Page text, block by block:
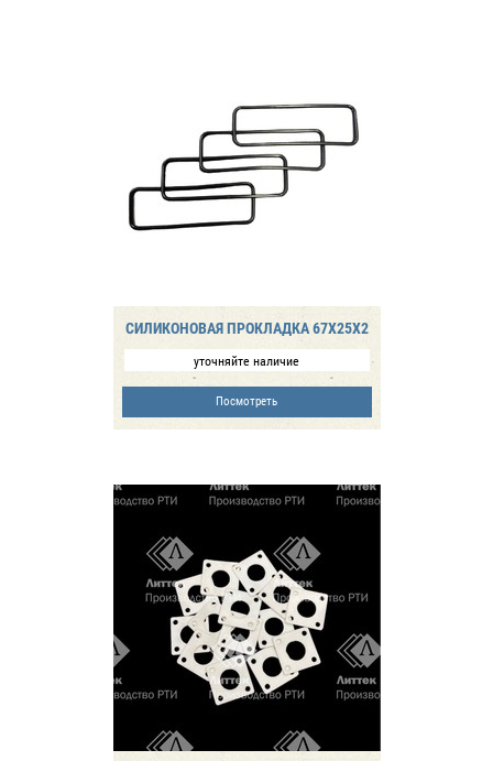
CИЛИКОНОВАЯ ПРОКЛАДКА 67X25X2
уточняйте наличие
Посмотреть